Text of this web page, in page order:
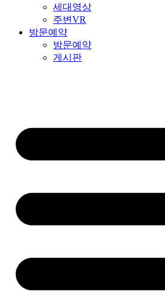
세대영상
주변VR
방문예약
방문예약
게시판